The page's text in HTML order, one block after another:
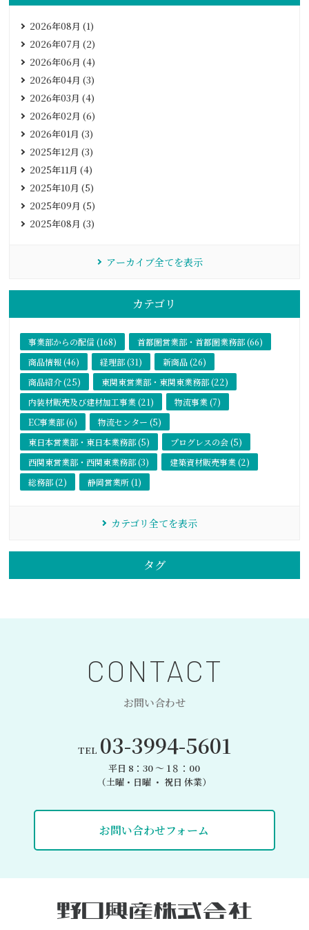
2026年08月 (1)
2026年07月 (2)
2026年06月 (4)
2026年04月 (3)
2026年03月 (4)
2026年02月 (6)
2026年01月 (3)
2025年12月 (3)
2025年11月 (4)
2025年10月 (5)
2025年09月 (5)
2025年08月 (3)
アーカイブ全てを表示
カテゴリ
事業部からの配信 (168)
首都圏営業部・首都圏業務部 (66)
商品情報 (46)
経理部 (31)
新商品 (26)
商品紹介 (25)
東関東営業部・東関東業務部 (22)
内装材販売及び建材加工事業 (21)
物流事業 (7)
EC事業部 (6)
物流センター (5)
東日本営業部・東日本業務部 (5)
プログレスの会 (5)
西関東営業部・西関東業務部 (3)
建築資材販売事業 (2)
総務部 (2)
静岡営業所 (1)
カテゴリ全てを表示
タグ
CONTACT
お問い合わせ
TEL 03-3994-5601
平日 8：30 〜 1８：00
（土曜・日曜 ・ 祝日 休業）
お問い合わせフォーム